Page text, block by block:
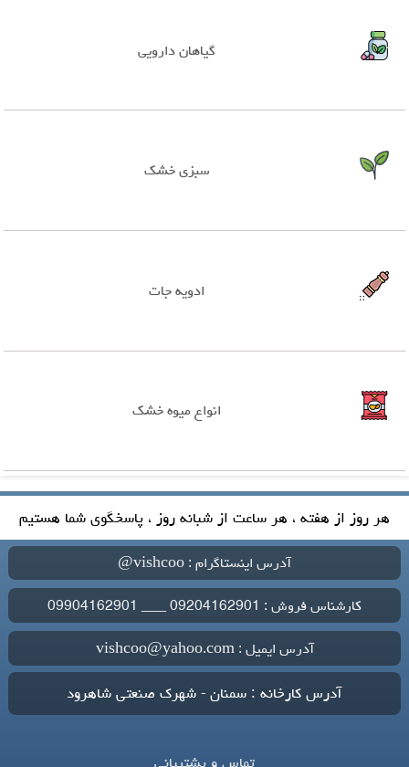
گیاهان دارویی
سبزی خشک
ادویه جات
انواع میوه خشک
هر روز از هفته ، هر ساعت از شبانه روز ، پاسخگوی شما هستیم
آدرس اینستاگرام : vishcoo@
کارشناس فروش : 09204162901 ___ 09904162901
آدرس ایمیل : vishcoo@yahoo.com
آدرس کارخانه : سمنان - شهرک صنعتی شاهرود